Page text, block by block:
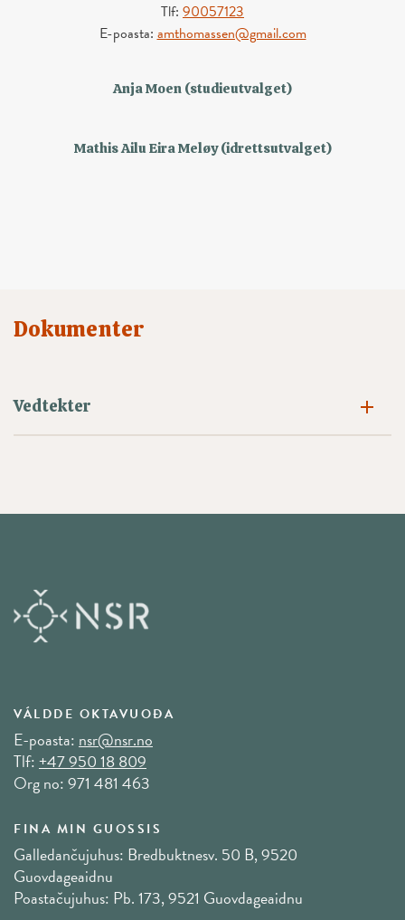
Tlf: 90057123
E-poasta:amthomassen@gmail.com
Anja Moen (studieutvalget)
Mathis Ailu Eira Meløy (idrettsutvalget)
Dokumenter
Vedtekter
VÁLDDE OKTAVUOĐA
E-poasta: nsr@nsr.no
Tlf:+47 950 18 809
Org no: 971 481 463
FINA MIN GUOSSIS
Galledančujuhus: Bredbuktnesv. 50 B, 9520
Guovdageaidnu
Poastačujuhus: Pb. 173, 9521 Guovdageaidnu